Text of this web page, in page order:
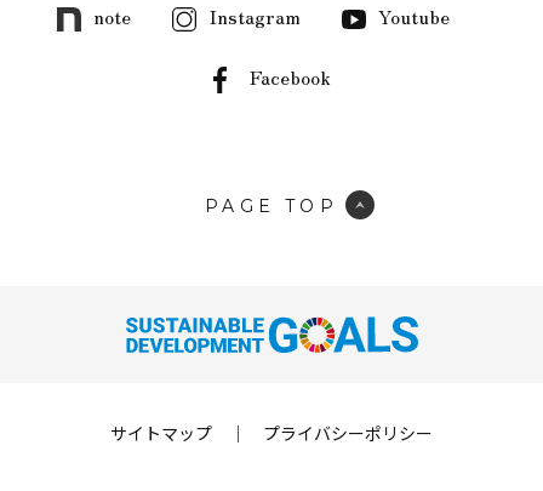
note Instagram Youtube
Facebook
PAGE TOP
サイトマップ ｜ プライバシーポリシー